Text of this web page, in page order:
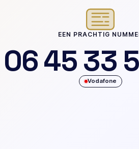
EEN PRACHTIG
064533 5
Vodafone